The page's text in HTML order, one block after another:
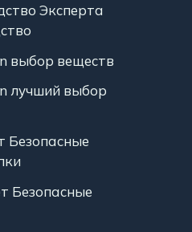
Эксперта
выбор веществ
лучший выбор
Безопасные
Безопасные